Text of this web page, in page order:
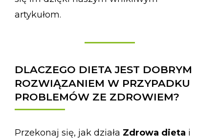
artykułom.
DLACZEGO DIETA JEST DOBRYM
ROZWIĄZANIEM W PRZYPADKU
PROBLEMÓW ZE ZDROWIEM?
Przekonaj się, jak działa Zdrowa dieta i